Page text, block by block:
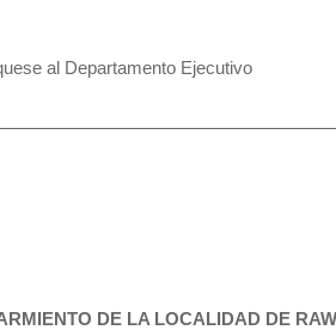
al Departamento Ejecutivo
DE LA LOCALIDAD DE